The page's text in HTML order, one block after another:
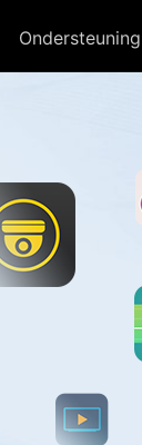
Ondersteuning